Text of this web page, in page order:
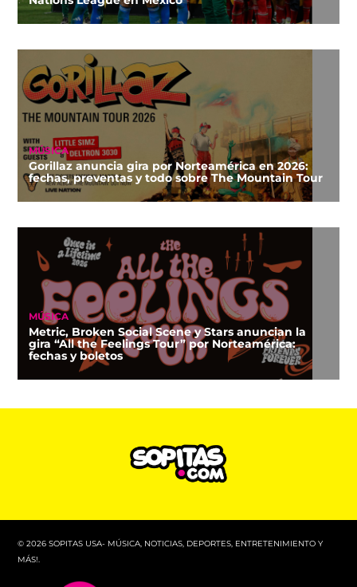
MÚSICA
Gorillaz anuncia gira por Norteamérica en 2026:
fechas, preventas y todo sobre The Mountain Tour
MÚSICA
Metric, Broken Social Scene y Stars anuncian la
gira “All the Feelings Tour” por Norteamérica:
fechas y boletos
© 2026 SOPITAS USA- MÚSICA, NOTICIAS, DEPORTES, ENTRETENIMIENTO Y
MÁS!.